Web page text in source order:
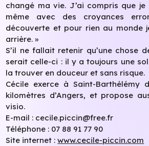
changé ma vie. J’ai compris que
même avec des croyances
découverte et pour rien au monde
arrière. »
S’il ne fallait retenir qu’une chose
serait celle-ci : il y a toujours une
la trouver en douceur et sans risque.
Cécile exerce à Saint-Barthélémy
kilomètres d’Angers, et propose
visio.
E-mail : cecile.piccin@free.fr
Téléphone : 07 88 91 77 90
Site internet :www.cecile-piccin.com